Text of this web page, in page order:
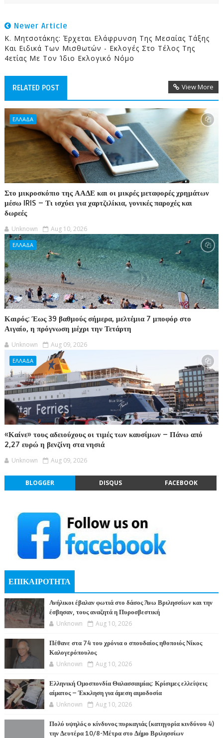
Newer Article
Κ. Μητσοτάκης: Έρχεται Ελάφρυνση Της Μεσαίας Τάξης
Και Ειδικά Των Μισθωτών - Εκλογές Στο Τέλος Της
4ετίας Με Τον Ίδιο Εκλογικό Νόμο
RELATED POST View More
ΕΛΛΑΔΑ
Στο μικροσκόπιο της ΑΑΔΕ και οι μικρές μεταφορές χρημάτων
μέσω IRIS – Τι ισχύει για χαρτζιλίκια, γονικές παροχές και
δωρεές
Unknown Aug 10, 2026
ΕΛΛΑΔΑ
Καιρός: Έως 39 βαθμούς σήμερα, μελτέμια 7 μποφόρ στο
Αιγαίο, η πρόγνωση μέχρι την Τετάρτη
Unknown Aug 09, 2026
ΕΛΛΑΔΑ
«Καίνε» τους αδειούχους οι τιμές των καυσίμων – Πάνω από
2,27 ευρώ η βενζίνη στα νησιά
Unknown Aug 09, 2026
BLOGGER DISQUS FACEBOOK
ΕΠΙΚΑΙΡΟΤΗΤΑ
Ανήλικοι έβαλαν φωτιά στο δάσος Άνω Βριλησσίων και την
έσβησαν, τους αναζητά η Πυροσβεστική
Unknown Aug 10, 2026
Πέθανε στα 74 του χρόνια ο σπουδαίος ηθοποιός Νίκος
Καλογερόπουλος
Unknown Aug 10, 2026
Ελληνική Ομοσπονδία Θαλασσαιμίας: Κρίσιμες ελλείψεις
αίματος – Έκκληση για άμεση αιμοδοσία
Unknown Aug 10, 2026
Πολύ υψηλός ο κίνδυνος πυρκαγιάς (κατηγορία κινδύνου 4)
την Δευτέρα 10/8-Μέτρα στο Δήμο Βριλησσίων